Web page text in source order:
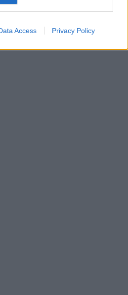
Access Privacy Policy